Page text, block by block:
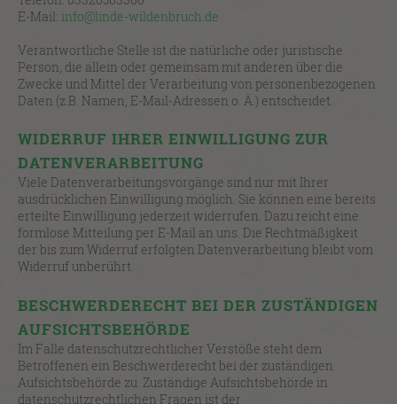
E-Mail: info@linde-wildenbruch.de
Verantwortliche Stelle ist die natürliche oder juristische
Person, die allein oder gemeinsam mit anderen über die
Zwecke und Mittel der Verarbeitung von personenbezogenen
Daten (z.B. Namen, E-Mail-Adressen o. Ä.) entscheidet.
WIDERRUF IHRER EINWILLIGUNG ZUR
DATENVERARBEITUNG
Viele Datenverarbeitungsvorgänge sind nur mit Ihrer
ausdrücklichen Einwilligung möglich. Sie können eine bereits
erteilte Einwilligung jederzeit widerrufen. Dazu reicht eine
formlose Mitteilung per E-Mail an uns. Die Rechtmäßigkeit
der bis zum Widerruf erfolgten Datenverarbeitung bleibt vom
Widerruf unberührt.
BESCHWERDERECHT BEI DER ZUSTÄNDIGEN
AUFSICHTSBEHÖRDE
Im Falle datenschutzrechtlicher Verstöße steht dem
Betroffenen ein Beschwerderecht bei der zuständigen
Aufsichtsbehörde zu. Zuständige Aufsichtsbehörde in
datenschutzrechtlichen Fragen ist der